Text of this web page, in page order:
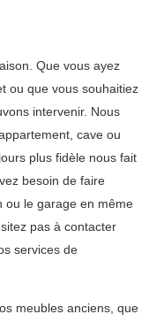
Que vous ayez
ou que vous souhaitiez
intervenir. Nous
cave ou
plus fidèle nous fait
besoin de faire
ou le garage en même
pas à contacter
services de
meubles anciens, que